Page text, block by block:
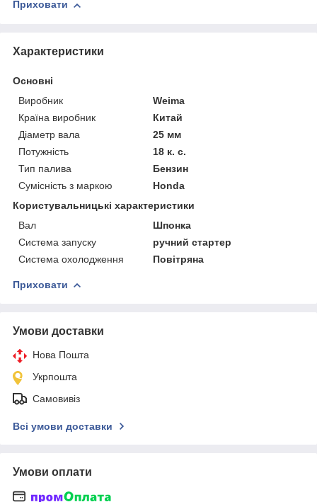
Приховати
Характеристики
Основні
Виробник
Weima
Країна виробник
Китай
Діаметр вала
25 мм
Потужність
18 к. с.
Тип палива
Бензин
Сумісність з маркою
Honda
Користувальницькі характеристики
Вал
Шпонка
Система запуску
ручний стартер
Система охолодження
Повітряна
Приховати
Умови доставки
Нова Пошта
Укрпошта
Самовивіз
Всі умови доставки
Умови оплати